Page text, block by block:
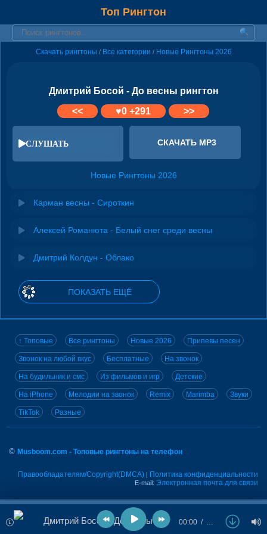
Топ Рингтон
Скачать рингтоны / Все категории / Новые Рингтоны 2026
Дмитрий Босой - До весны рингтон
<<
♥0+291 >>
СЛУШАТЬ СКАЧАТЬ MP3
Новые Рингтоны 2026
Карман весны - Сироткин
Алексей Романюта - Белый снег среди весны
Дмитрий Колдун - Облако
ПОКАЗАТЬ ЕЩЁ
↑ Топовые Все рингтоны Новые 2026 Припевы песен
Звонок на любой вкус Бесплатные На звонок
На будильник и смс Из фильмов и игр Детские
На iPhone Мелодии на звонок Remix Marimba Звуки
TikTok Разные
© Musboom.com - Топовые рингтоны на телефон
Правообладателям/Copyright(DMCA) | Политика конфиденциальности
E-mail: Электронная почта для связи
Дмитрий Босой - До весны 00:00 …